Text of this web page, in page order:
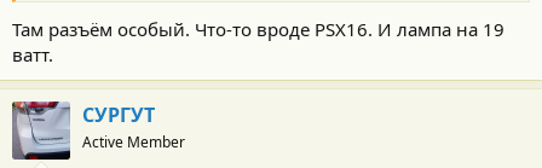
Там разъём особый. Что-то вроде PSX16. И лампа на 19
ватт.
СУРГУТ
Active Member